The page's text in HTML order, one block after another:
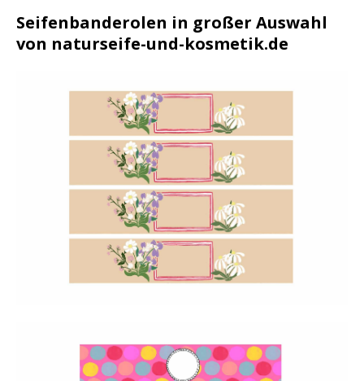
Seifenbanderolen in großer Auswahl
von naturseife-und-kosmetik.de